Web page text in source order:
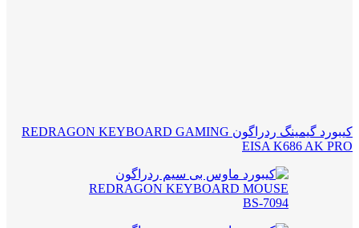
کیبورد گیمینگ ردراگون REDRAGON KEYBOARD GAMING
EISA K686 AK PRO